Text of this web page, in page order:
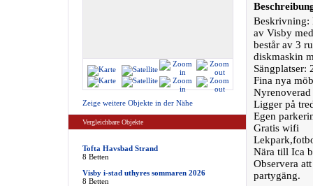
Zeige weitere Objekte in der Nähe
Vergleichbare Objekte
Tofta Havsbad Strand
8 Betten
Visby i-stad uthyres sommaren 2026
8 Betten
Beskrivning:
av Visby
består av 3
diskmaskin
Sängplatser:
Fina nya
Nyrenoverad
Ligger på
Egen
Gratis wifi
Nära till Ica
Observera
partygäng.